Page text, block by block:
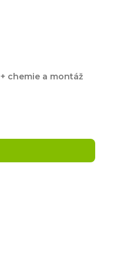
+ chemie a montáž